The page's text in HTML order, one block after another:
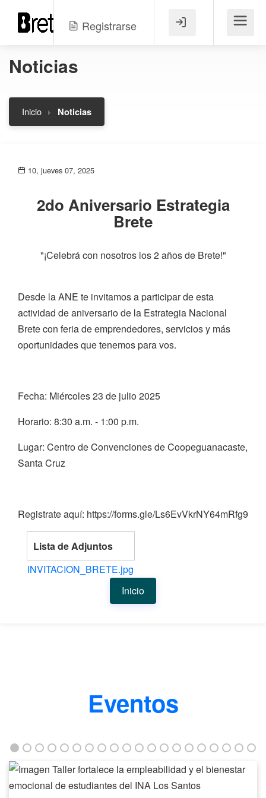
Registrarse Menú
Noticias
Inicio Noticias
10, jueves 07, 2025
2do Aniversario Estrategia
Brete
"¡Celebrá con nosotros los 2 años de Brete!"
Desde la ANE te invitamos a participar de esta
actividad de aniversario de la Estrategia Nacional
Brete con feria de emprendedores, servicios y más
oportunidades que tenemos para vos.
Fecha: Miércoles 23 de julio 2025
Horario: 8:30 a.m. - 1:00 p.m.
Lugar: Centro de Convenciones de Coopeguanacaste,
Santa Cruz
Registrate aquí: https://forms.gle/Ls6EvVkrNY64mRfg9
Lista de Adjuntos
INVITACION_BRETE.jpg
Inicio
Eventos
Taller
fortalece